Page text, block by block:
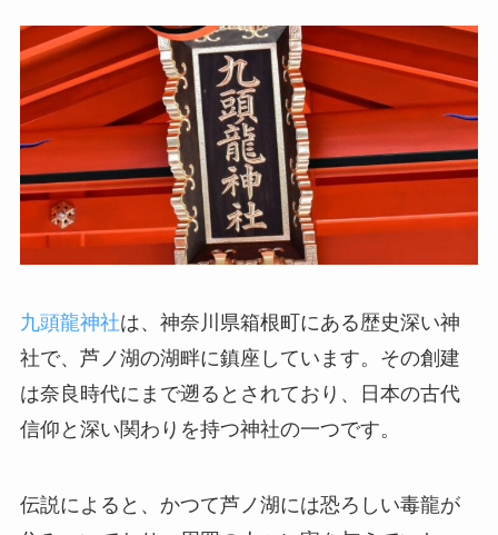
九頭龍神社は、神奈川県箱根町にある歴史深い神
社で、芦ノ湖の湖畔に鎮座しています。その創建
は奈良時代にまで遡るとされており、日本の古代
信仰と深い関わりを持つ神社の一つです。
伝説によると、かつて芦ノ湖には恐ろしい毒龍が